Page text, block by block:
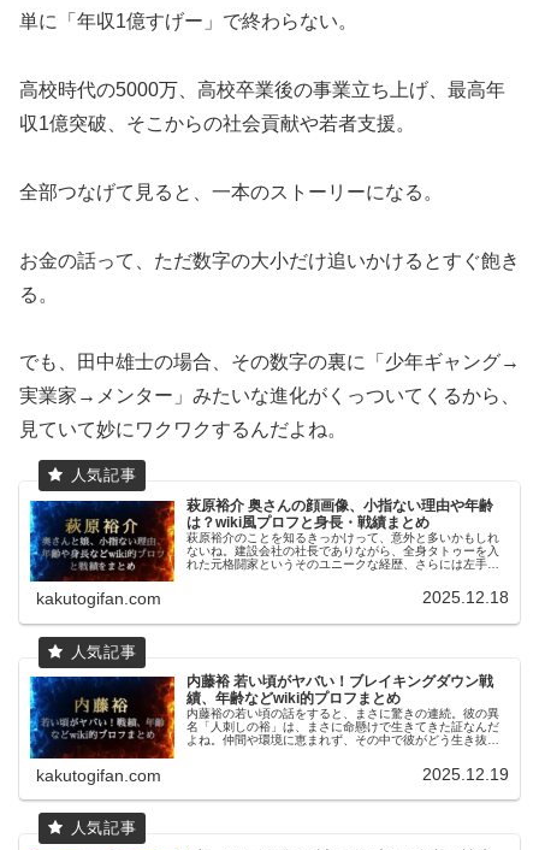
単に「年収1億すげー」で終わらない。
高校時代の5000万、高校卒業後の事業立ち上げ、最高年
収1億突破、そこからの社会貢献や若者支援。
全部つなげて見ると、一本のストーリーになる。
お金の話って、ただ数字の大小だけ追いかけるとすぐ飽き
る。
でも、田中雄士の場合、その数字の裏に「少年ギャング→
実業家→メンター」みたいな進化がくっついてくるから、
見ていて妙にワクワクするんだよね。
萩原裕介 奥さんの顔画像、小指ない理由や年齢
は？wiki風プロフと身長・戦績まとめ
萩原裕介のことを知るきっかけって、意外と多いかもしれ
ないね。建設会社の社長でありながら、全身タトゥーを入
れた元格闘家というそのユニークな経歴、さらには左手の
kakutogifan.com 2025.12.18
内藤裕 若い頃がヤバい！ブレイキングダウン戦
績、年齢などwiki的プロフまとめ
内藤裕の若い頃の話をすると、まさに驚きの連続。彼の異
名「人刺しの裕」は、まさに命懸けで生きてきた証なんだ
よね。仲間や環境に恵まれず、その中で彼がどう生き抜
kakutogifan.com 2025.12.19